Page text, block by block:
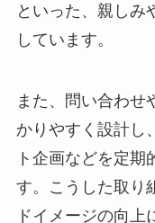
といった、親しみ
しています。
また、問い合わせ
かりやすく設計し
ト企画などを定
す。こうした取り
ドイメージの向上